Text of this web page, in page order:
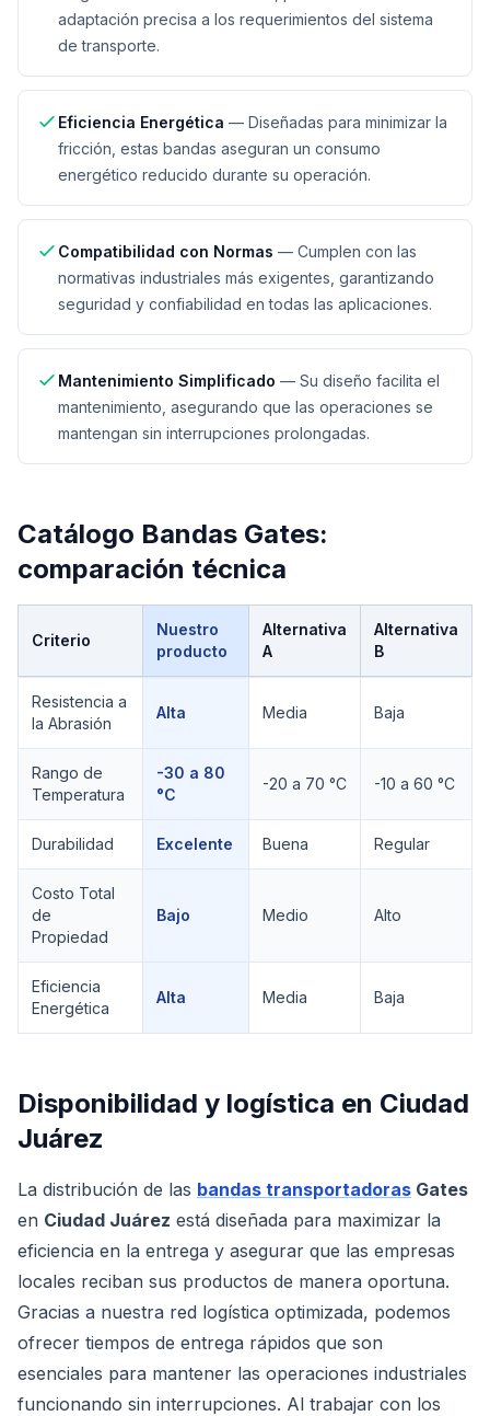
adaptación precisa a los requerimientos del sistema
de transporte.
Eficiencia Energética — Diseñadas para minimizar la
fricción, estas bandas aseguran un consumo
energético reducido durante su operación.
Compatibilidad con Normas — Cumplen con las
normativas industriales más exigentes, garantizando
seguridad y confiabilidad en todas las aplicaciones.
Mantenimiento Simplificado — Su diseño facilita el
mantenimiento, asegurando que las operaciones se
mantengan sin interrupciones prolongadas.
Catálogo Bandas Gates:
comparación técnica
Criterio
Nuestro
producto
Alternativa
A
Alternativa
B
Resistencia a
la Abrasión
Alta Media Baja
Rango de
Temperatura
-30 a 80
°C
-20 a 70 °C -10 a 60 °C
Durabilidad Excelente Buena Regular
Costo Total
de
Propiedad
Bajo Medio Alto
Eficiencia
Energética
Alta Media Baja
Disponibilidad y logística en Ciudad
Juárez
La distribución de las bandas transportadoras Gates
en Ciudad Juárez está diseñada para maximizar la
eficiencia en la entrega y asegurar que las empresas
locales reciban sus productos de manera oportuna.
Gracias a nuestra red logística optimizada, podemos
ofrecer tiempos de entrega rápidos que son
esenciales para mantener las operaciones industriales
funcionando sin interrupciones. Al trabajar con los